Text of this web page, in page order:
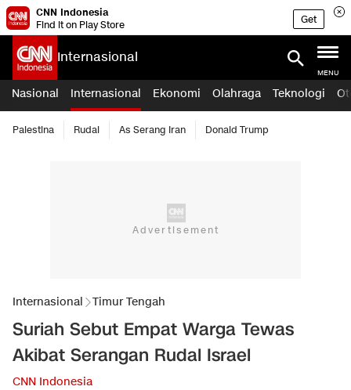
CNN Indonesia
Find it on Play Store
Get
Internasional
MENU
Nasional Internasional Ekonomi Olahraga Teknologi
Palestina Rudal As Serang Iran Donald Trump
Internasional Timur Tengah
Suriah Sebut Empat Warga Tewas
Akibat Serangan Rudal Israel
CNN Indonesia